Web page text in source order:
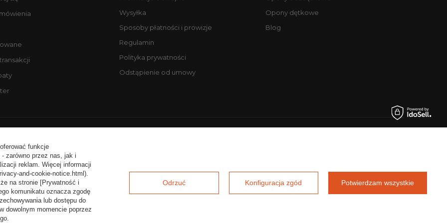
Wysyłka
Sposoby płatności i prowizje
Regulamin
Polityka prywatności
Odstąpienie od umowy
Opony dętkowe
Blog
funkcje
- zarówno przez nas, jak i
reklam. Więcej informacji
and-cookie-notice.html).
na stronie [Prywatność i
komunikatu oznacza zgodę
lub dostępu do
dowolnym momencie poprzez
Odrzuć Konfiguracja zgód Potwierdzam wszystkie